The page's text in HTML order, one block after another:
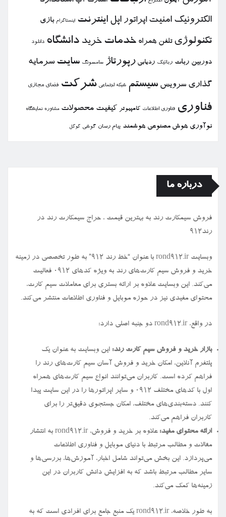
الكترونیك امنیت اپراتور اپل اینترنت اینستاگرام بازی
تكنولوژی تلفن همراه خدمات خرید دانشگاه دانلود
دوربین ربات رباتیك ردیابی رپورتاژ سامسونگ سایت سرمایه
گذاری سرویس سیستم شبكه اجتماعی شركت فضای مجازی
فناوری فناوری اطلاعات كامپیوتر كیفیت محصولات مشاوره نمایشگاه
نوآوری هوش مصنوعی هوشمند پیام رسان گوشی گوگل
درباره ما
فروش سیمكارت رند به بهترین قیمت ، حراج سیمكارت رند در
رند912
وبسایت rond912.ir با عنوان “خط رند ۹۱۲” به طور تخصصی در زمینه
خرید و فروش سیم کارت‌های رند به ویژه کدهای ۰۹۱۲ فعالیت
می‌کند. این وبسایت علاوه بر ارائه بستری برای معاملات سیم کارت،
محتوای مفیدی نیز در حوزه موبایل و فناوری اطلاعات منتشر می‌کند.
در واقع، rond912.ir دو جنبه اصلی دارد:
بازار خرید و فروش سیم کارت رند: این وبسایت به عنوان یک
پلتفرم آنلاین، امکان خرید و فروش آسان سیم کارت‌های رند را
فراهم کرده است. کاربران می‌توانند انواع سیم کارت‌های همراه
اول با کدهای مختلف ۰۹۱۲ و سایر اپراتورها را در این سایت پیدا
کنند. دسته‌بندی‌های مختلف، امکان جستجوی دقیق‌تر را برای
کاربران فراهم می‌کند.
ارائه محتوای مفید:
علاوه بر خرید و فروش، rond912.ir به انتشار
مقالات و مطالب مرتبط با دنیای موبایل و فناوری اطلاعات
می‌پردازد. این بخش می‌تواند شامل اخبار، آموزش‌ها، بررسی‌ها و
سایر مطالب مرتبط باشد که به افزایش دانش کاربران در این
زمینه‌ها کمک می‌کند.
به طور خلاصه، rond912.ir یک منبع جامع برای افرادی است که به